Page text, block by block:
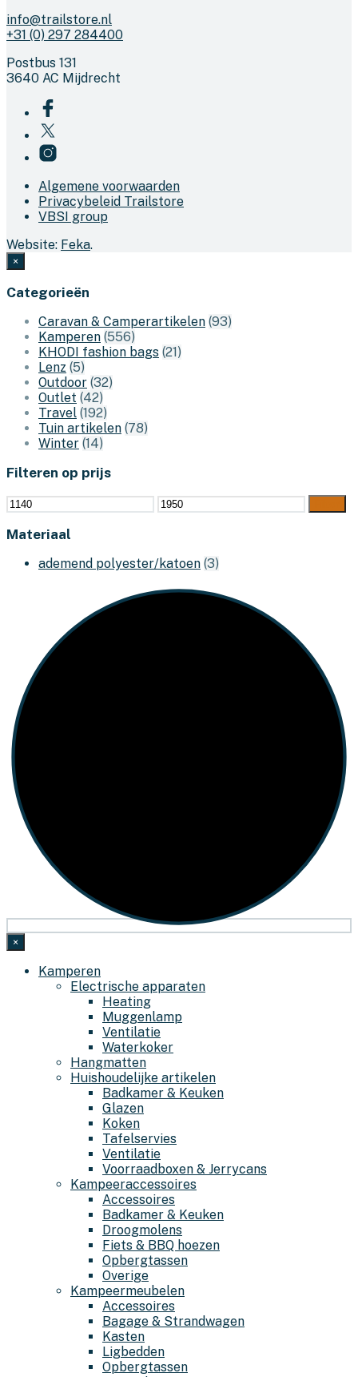
info@trailstore.nl
+31 (0) 297 284400
Postbus 131
3640 AC Mijdrecht
Algemene voorwaarden
Privacybeleid Trailstore
VBSI group
Website: Feka.
×
Categorieën
Caravan & Camperartikelen (93)
Kamperen (556)
KHODI fashion bags (21)
Lenz (5)
Outdoor (32)
Outlet (42)
Travel (192)
Tuin artikelen (78)
Winter (14)
Filteren op prijs
Min.
prijs
Max.
prijs
Materiaal
ademend polyester/katoen (3)
×
Kamperen
Electrische apparaten
Heating
Muggenlamp
Ventilatie
Waterkoker
Hangmatten
Huishoudelijke artikelen
Badkamer & Keuken
Glazen
Koken
Tafelservies
Ventilatie
Voorraadboxen & Jerrycans
Kampeeraccessoires
Accessoires
Badkamer & Keuken
Droogmolens
Fiets & BBQ hoezen
Opbergtassen
Overige
Kampeermeubelen
Accessoires
Bagage & Strandwagen
Kasten
Ligbedden
Opbergtassen